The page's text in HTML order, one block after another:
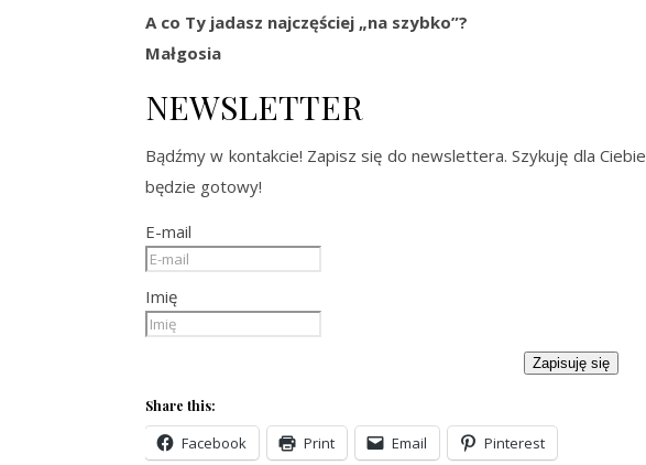
A co Ty jadasz najczęściej „na szybko”?
Małgosia
NEWSLETTER
Bądźmy w kontakcie! Zapisz się do newslettera. Szykuję dla Ciebie
będzie gotowy!
E-mail
Imię
Zapisuję się
Share this:
Facebook Print Email Pinterest